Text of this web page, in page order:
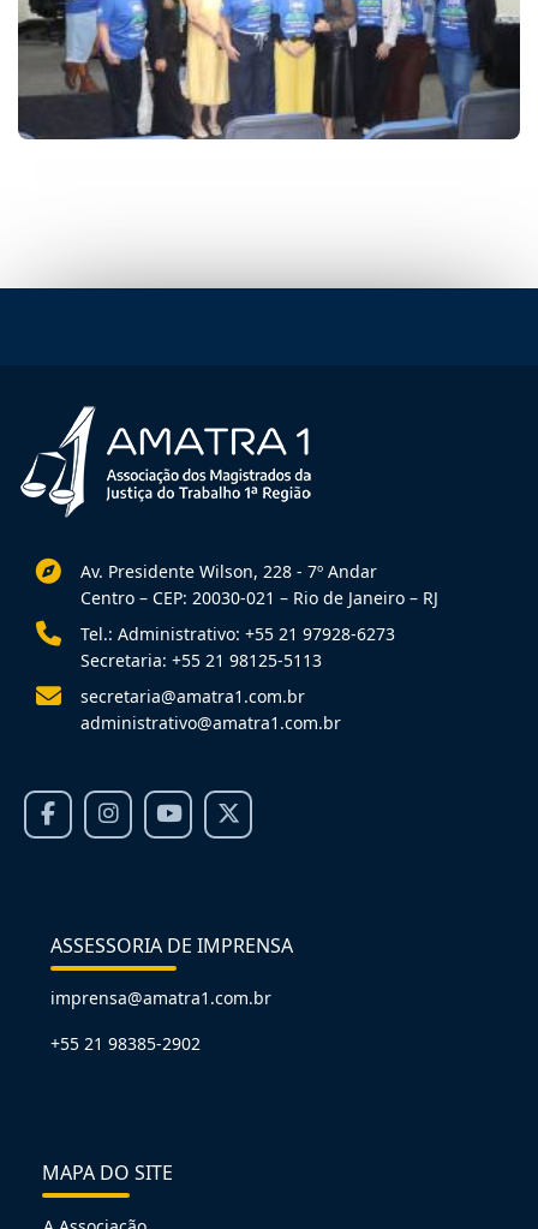
Av. Presidente Wilson, 228 - 7º Andar
Centro – CEP: 20030-021 – Rio de Janeiro – RJ
Tel.: Administrativo: +55 21 97928-6273
Secretaria: +55 21 98125-5113
secretaria@amatra1.com.br
administrativo@amatra1.com.br
ASSESSORIA DE IMPRENSA
imprensa@amatra1.com.br
+55 21 98385-2902
MAPA DO SITE